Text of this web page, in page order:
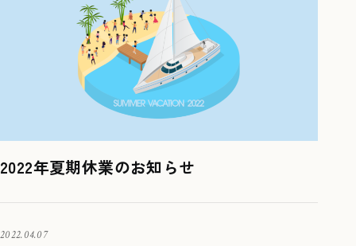
2022年夏期休業のお知らせ
2022.04.07